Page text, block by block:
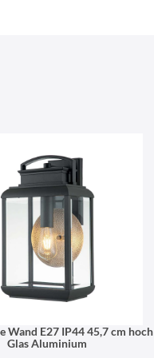
Wand E27 IP44 45,7 cm hoch
Glas Aluminium